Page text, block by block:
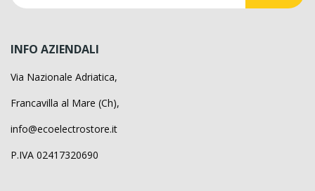
INFO AZIENDALI
Via Nazionale Adriatica,
Francavilla al Mare (Ch),
info@ecoelectrostore.it
P.IVA 02417320690